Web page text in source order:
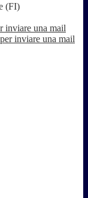
(FI)
inviare una mail
inviare una mail